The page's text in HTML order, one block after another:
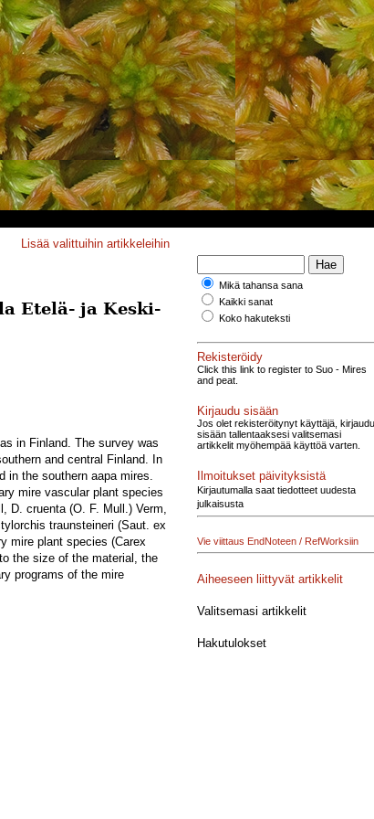
Lisää valittuihin artikkeleihin
Etelä- ja Keski-
in Finland. The survey was
and central Finland. In
in the southern aapa mires.
mire vascular plant species
D. cruenta (O. F. Mull.) Verm,
traunsteineri (Saut. ex
mire plant species (Carex
the size of the material, the
programs of the mire
Mikä tahansa sana
Kaikki sanat
Koko hakuteksti
Rekisteröidy
Click this link to register to Suo - Mires
and peat.
Kirjaudu sisään
Jos olet rekisteröitynyt käyttäjä, kirjaudu
sisään tallentaaksesi valitsemasi
artikkelit myöhempää käyttöä varten.
Ilmoitukset päivityksistä
Kirjautumalla saat tiedotteet uudesta
julkaisusta
Vie viittaus EndNoteen / RefWorksiin
Aiheeseen liittyvät artikkelit
Valitsemasi artikkelit
Hakutulokset